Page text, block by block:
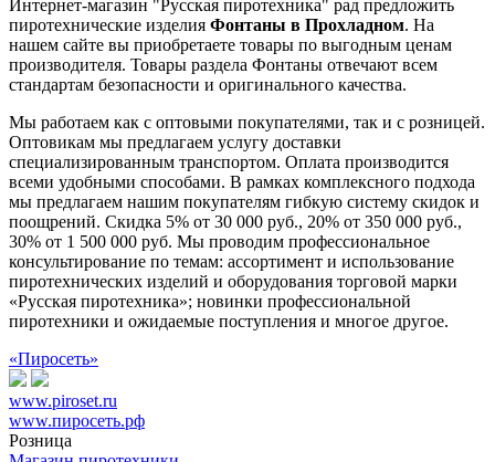
Интернет-магазин "Русская пиротехника" рад предложить
пиротехнические изделия Фонтаны в Прохладном. На
нашем сайте вы приобретаете товары по выгодным ценам
производителя. Товары раздела Фонтаны отвечают всем
стандартам безопасности и оригинального качества.
Мы работаем как с оптовыми покупателями, так и с розницей.
Оптовикам мы предлагаем услугу доставки
специализированным транспортом. Оплата производится
всеми удобными способами. В рамках комплексного подхода
мы предлагаем нашим покупателям гибкую систему скидок и
поощрений. Скидка 5% от 30 000 руб., 20% от 350 000 руб.,
30% от 1 500 000 руб. Мы проводим профессиональное
консультирование по темам: ассортимент и использование
пиротехнических изделий и оборудования торговой марки
«Русская пиротехника»; новинки профессиональной
пиротехники и ожидаемые поступления и многое другое.
«Пиросеть»
www.piroset.ru
www.пиросеть.рф
Розница